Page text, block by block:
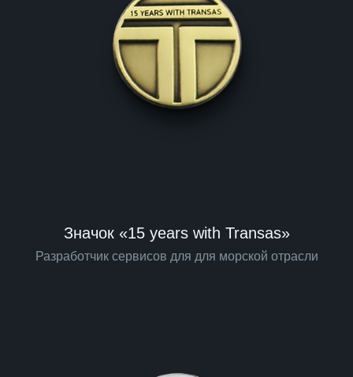
Значок «15 years with Transas»
Разработчик сервисов для для морской отрасли